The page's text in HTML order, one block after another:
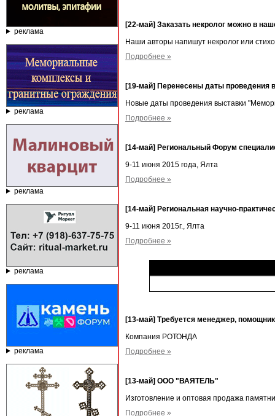
реклама
реклама
реклама
реклама
реклама
[22-май] Заказать некролог можно в
Наши авторы напишут некролог или
Подробнее »
[19-май] Перенесены даты проведения
Новые даты проведения выставки
Подробнее »
[14-май] Региональный Форум
9-11 июня 2015 года, Ялта
Подробнее »
[14-май] Региональная научно-
9-11 июня 2015г., Ялта
Подробнее »
[13-май] Требуется менеджер,
Компания РОТОНДА
Подробнее »
[13-май] ООО "ВАЯТЕЛЬ"
Изготовление и оптовая продажа
Подробнее »